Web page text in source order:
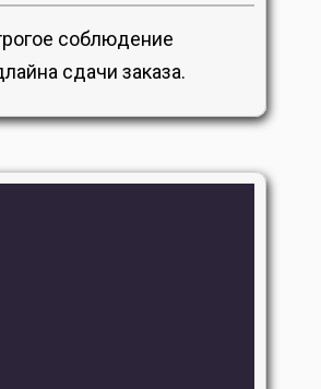
соблюдение
сдачи заказа.